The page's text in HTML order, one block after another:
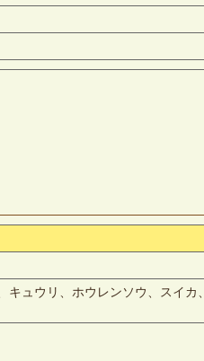
キュウリ、ホウレンソウ、スイカ